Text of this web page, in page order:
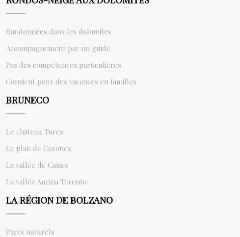
Randonnées dans les dolomites
Accompagnement par un guide
Pas des compétences particulières
Convient pour des vacances en familles
BRUNECO
Le château Tures
Le plan de Corones
La vallée de Casies
La vallée Aurina Terento
LA RÉGION DE BOLZANO
Parcs naturels